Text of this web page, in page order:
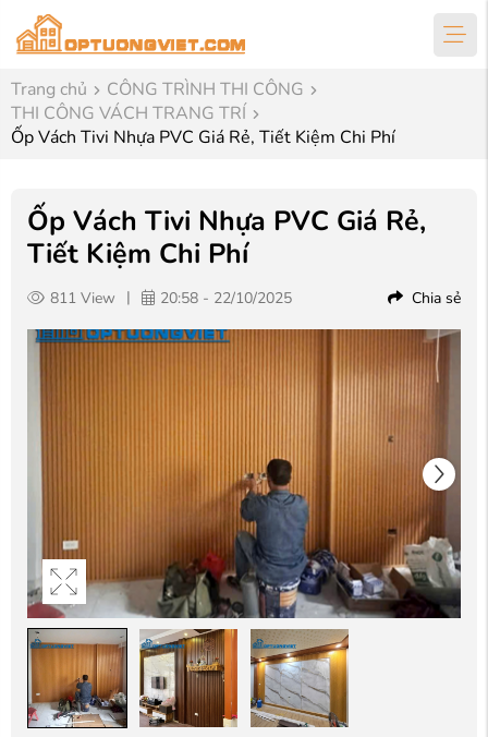
Trang chủ
CÔNG TRÌNH THI CÔNG
THI CÔNG VÁCH TRANG TRÍ
Ốp Vách Tivi Nhựa PVC Giá Rẻ, Tiết Kiệm Chi Phí
Ốp Vách Tivi Nhựa PVC Giá Rẻ,
Tiết Kiệm Chi Phí
811 View | 20:58 - 22/10/2025 Chia sẻ